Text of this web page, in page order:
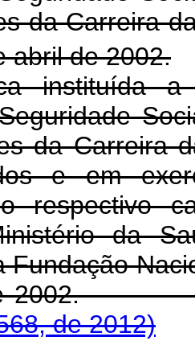
da Carreira
abril de 2002.
instituída a
da Carreira
e em
respectivo
da
Fundação
de
de 2012)